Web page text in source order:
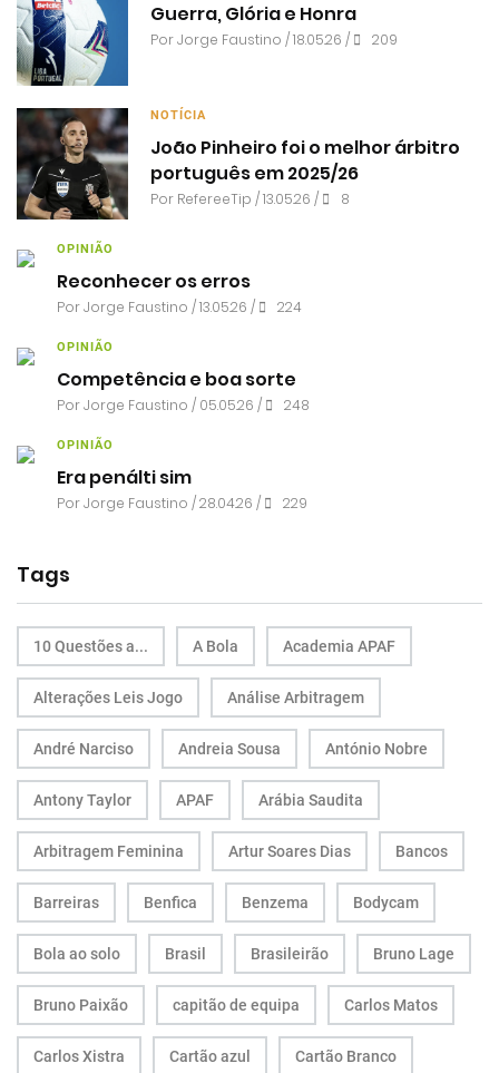
Guerra, Glória e Honra
PorJorge Faustino / 18.05.26 / 209
NOTÍCIA
João Pinheiro foi o melhor árbitro
português em 2025/26
Por RefereeTip / 13.05.26 / 8
OPINIÃO
Reconhecer os erros
PorJorge Faustino / 13.05.26 / 224
OPINIÃO
Competência e boa sorte
PorJorge Faustino / 05.05.26 / 248
OPINIÃO
Era penálti sim
PorJorge Faustino / 28.04.26 / 229
Tags
10 Questões a... A Bola Academia APAF
Alterações Leis Jogo Análise Arbitragem
André Narciso Andreia Sousa António Nobre
Antony Taylor APAF Arábia Saudita
Arbitragem Feminina Artur Soares Dias Bancos
Barreiras Benfica Benzema Bodycam
Bola ao solo Brasil Brasileirão Bruno Lage
Bruno Paixão capitão de equipa Carlos Matos
Carlos Xistra Cartão azul Cartão Branco